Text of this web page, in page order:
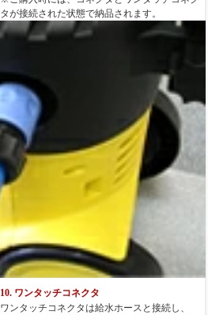
タが接続された状態で納品されます。
10. ワンタッチコネクタ
ワンタッチコネクタは給水ホースと接続し、